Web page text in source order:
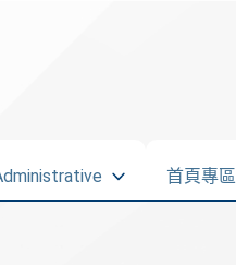
首頁專區